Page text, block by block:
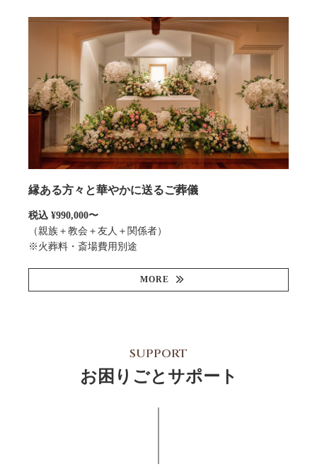
縁ある方々と華やかに送るご葬儀
税込 ¥990,000〜
（親族＋教会＋友人＋関係者）
※火葬料・斎場費用別途
MORE
SUPPORT
お困りごとサポート